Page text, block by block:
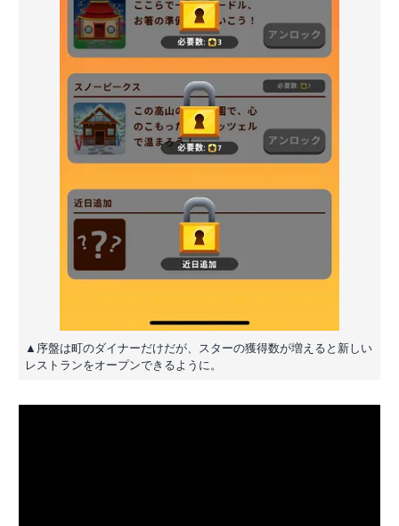
▲序盤は町のダイナーだけだが、スターの獲得数が増えると新しい
レストランをオープンできるように。